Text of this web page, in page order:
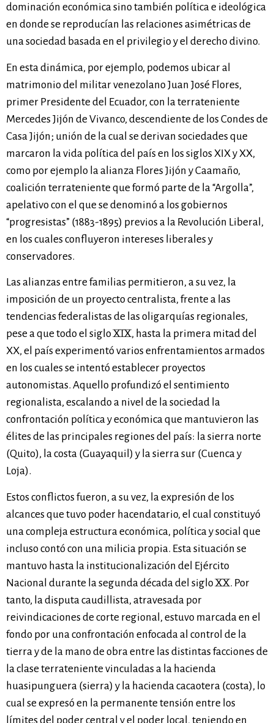
dominación económica sino también política e ideológica
en donde se reproducían las relaciones asimétricas de
una sociedad basada en el privilegio y el derecho divino.
En esta dinámica, por ejemplo, podemos ubicar al
matrimonio del militar venezolano Juan José Flores,
primer Presidente del Ecuador, con la terrateniente
Mercedes Jijón de Vivanco, descendiente de los Condes de
Casa Jijón; unión de la cual se derivan sociedades que
marcaron la vida política del país en los siglos XIX y XX,
como por ejemplo la alianza Flores Jijón y Caamaño,
coalición terrateniente que formó parte de la “Argolla”,
apelativo con el que se denominó a los gobiernos
“progresistas” (1883-1895) previos a la Revolución Liberal,
en los cuales confluyeron intereses liberales y
conservadores.
Las alianzas entre familias permitieron, a su vez, la
imposición de un proyecto centralista, frente a las
tendencias federalistas de las oligarquías regionales,
pese a que todo el siglo XIX, hasta la primera mitad del
XX, el país experimentó varios enfrentamientos armados
en los cuales se intentó establecer proyectos
autonomistas. Aquello profundizó el sentimiento
regionalista, escalando a nivel de la sociedad la
confrontación política y económica que mantuvieron las
élites de las principales regiones del país: la sierra norte
(Quito), la costa (Guayaquil) y la sierra sur (Cuenca y
Loja).
Estos conflictos fueron, a su vez, la expresión de los
alcances que tuvo poder hacendatario, el cual constituyó
una compleja estructura económica, política y social que
incluso contó con una milicia propia. Esta situación se
mantuvo hasta la institucionalización del Ejército
Nacional durante la segunda década del siglo XX. Por
tanto, la disputa caudillista, atravesada por
reivindicaciones de corte regional, estuvo marcada en el
fondo por una confrontación enfocada al control de la
tierra y de la mano de obra entre las distintas facciones de
la clase terrateniente vinculadas a la hacienda
huasipunguera (sierra) y la hacienda cacaotera (costa), lo
cual se expresó en la permanente tensión entre los
límites del poder central y el poder local, teniendo en